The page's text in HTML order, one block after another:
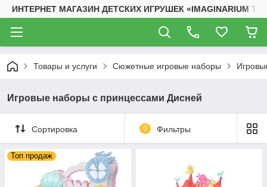
ИНТЕРНЕТ МАГАЗИН ДЕТСКИХ ИГРУШЕК «IMAGINARIUM
Товары и услуги Сюжетные игровые наборы
Игровые наборы с принцессами Дисней
Сортировка 0 Фильтры
Топ продаж